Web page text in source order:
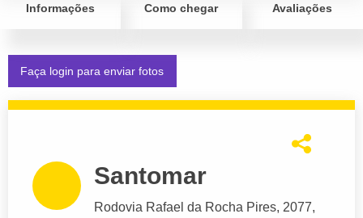
Informações Como chegar Avaliações
Faça login para enviar fotos
Santomar
Rodovia Rafael da Rocha Pires, 2077,